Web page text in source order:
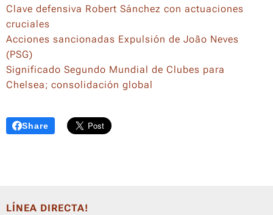
Clave defensiva Robert Sánchez con actuaciones
cruciales
Acciones sancionadas Expulsión de João Neves
(PSG)
Significado Segundo Mundial de Clubes para
Chelsea; consolidación global
Share
LÍNEA DIRECTA!